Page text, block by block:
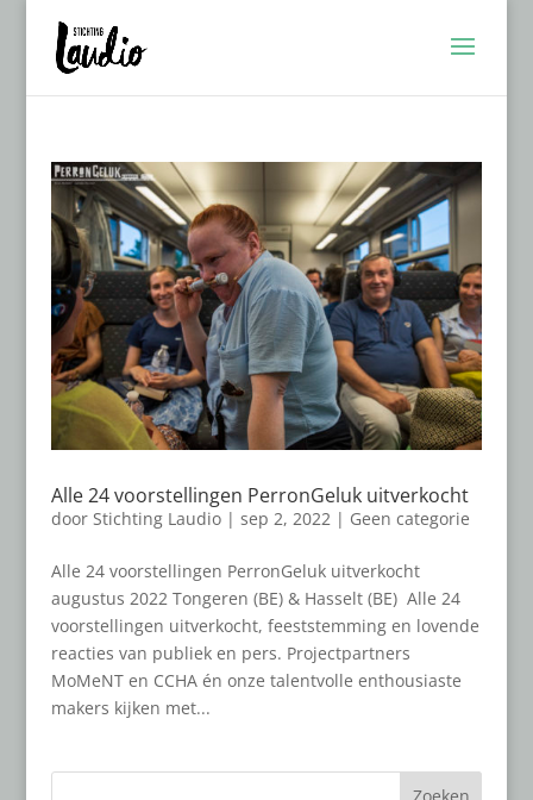
Alle 24 voorstellingen PerronGeluk uitverkocht
door Stichting Laudio| sep 2, 2022| Geen categorie
Alle 24 voorstellingen PerronGeluk uitverkocht
augustus 2022 Tongeren (BE) & Hasselt (BE) Alle 24
voorstellingen uitverkocht, feeststemming en lovende
reacties van publiek en pers. Projectpartners
MoMeNT en CCHA én onze talentvolle enthousiaste
makers kijken met...